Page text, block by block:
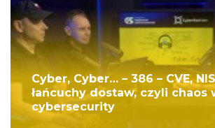
Cyber, Cyber… – 386 – CVE,
łańcuchy dostaw, czyli chaos
cybersecurity